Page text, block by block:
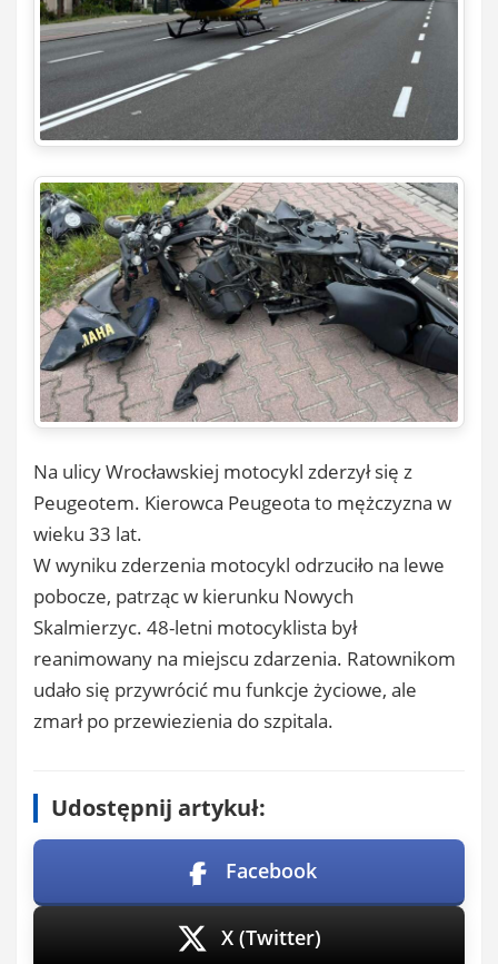
Na ulicy Wrocławskiej motocykl zderzył się z
Peugeotem. Kierowca Peugeota to mężczyzna w
wieku 33 lat.
W wyniku zderzenia motocykl odrzuciło na lewe
pobocze, patrząc w kierunku Nowych
Skalmierzyc. 48-letni motocyklista był
reanimowany na miejscu zdarzenia. Ratownikom
udało się przywrócić mu funkcje życiowe, ale
zmarł po przewiezienia do szpitala.
Udostępnij artykuł:
Facebook
X (Twitter)